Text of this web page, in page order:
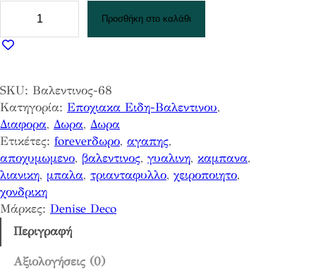
τ
ρ
ο
Α
γ
α
π
η
ς
9
Προσθήκη στο καλάθι
SKU: Βαλεντινος-68
Κατηγορία: Εποχιακα Ειδη-Βαλεντινου
Διαφορα, Δωρα, Δωρα
Ετικέτες: foreverδωρο, αγαπης
αποχυμωμενο, βαλεντινος, γυαλινη, καμπανα
λιανικη, μπαλα, τριανταφυλλο, χειροποιητο
χονδρικη
Μάρκες: Denise Deco
Περιγραφή
Αξιολογήσεις (0)